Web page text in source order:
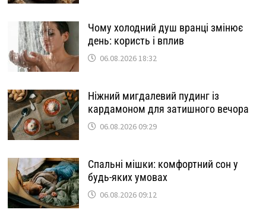
Чому холодний душ вранці змінює
день: користь і вплив
06.08.2026 18:32
Ніжний мигдалевий пудинг із
кардамоном для затишного вечора
06.08.2026 09:29
Спальні мішки: комфортний сон у
будь-яких умовах
06.08.2026 09:12